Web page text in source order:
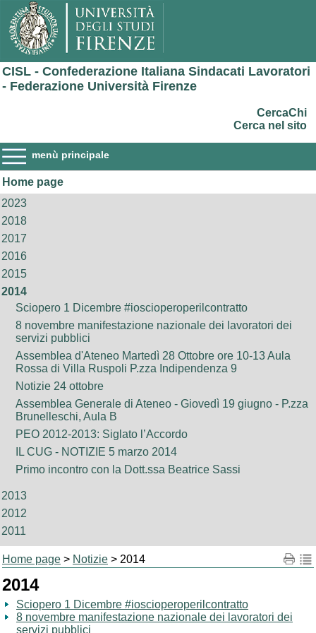
CISL - Confederazione Italiana Sindacati Lavoratori
- Federazione Università Firenze
CercaChi
Cerca nel sito
menù principale
Home page
2023
2018
2017
2016
2015
2014
Sciopero 1 Dicembre #ioscioperoperilcontratto
8 novembre manifestazione nazionale dei lavoratori dei
servizi pubblici
Assemblea d'Ateneo Martedì 28 Ottobre ore 10-13 Aula
Rossa di Villa Ruspoli P.zza Indipendenza 9
Notizie 24 ottobre
Assemblea Generale di Ateneo - Giovedì 19 giugno - P.zza
Brunelleschi, Aula B
PEO 2012-2013: Siglato l’Accordo
IL CUG - NOTIZIE 5 marzo 2014
Primo incontro con la Dott.ssa Beatrice Sassi
2013
2012
2011
Home page > Notizie > 2014
2014
Sciopero 1 Dicembre #ioscioperoperilcontratto
8 novembre manifestazione nazionale dei lavoratori dei
servizi pubblici